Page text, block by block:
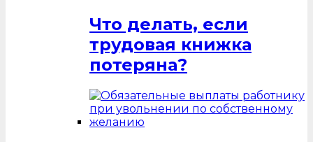
Что делать, если
трудовая книжка
потеряна?